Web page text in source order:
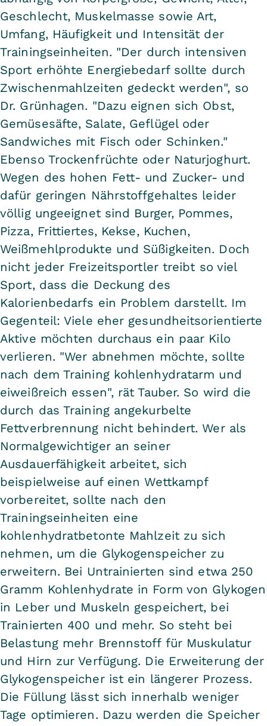
Geschlecht, Muskelmasse sowie Art,
Umfang, Häufigkeit und Intensität der
Trainingseinheiten. "Der durch intensiven
Sport erhöhte Energiebedarf sollte durch
Zwischenmahlzeiten gedeckt werden", so
Dr. Grünhagen. "Dazu eignen sich Obst,
Gemüsesäfte, Salate, Geflügel oder
Sandwiches mit Fisch oder Schinken."
Ebenso Trockenfrüchte oder Naturjoghurt.
Wegen des hohen Fett- und Zucker- und
dafür geringen Nährstoffgehaltes leider
völlig ungeeignet sind Burger, Pommes,
Pizza, Frittiertes, Kekse, Kuchen,
Weißmehlprodukte und Süßigkeiten. Doch
nicht jeder Freizeitsportler treibt so viel
Sport, dass die Deckung des
Kalorienbedarfs ein Problem darstellt. Im
Gegenteil: Viele eher gesundheitsorientierte
Aktive möchten durchaus ein paar Kilo
verlieren. "Wer abnehmen möchte, sollte
nach dem Training kohlenhydratarm und
eiweißreich essen", rät Tauber. So wird die
durch das Training angekurbelte
Fettverbrennung nicht behindert. Wer als
Normalgewichtiger an seiner
Ausdauerfähigkeit arbeitet, sich
beispielweise auf einen Wettkampf
vorbereitet, sollte nach den
Trainingseinheiten eine
kohlenhydratbetonte Mahlzeit zu sich
nehmen, um die Glykogenspeicher zu
erweitern. Bei Untrainierten sind etwa 250
Gramm Kohlenhydrate in Form von Glykogen
in Leber und Muskeln gespeichert, bei
Trainierten 400 und mehr. So steht bei
Belastung mehr Brennstoff für Muskulatur
und Hirn zur Verfügung. Die Erweiterung der
Glykogenspeicher ist ein längerer Prozess.
Die Füllung lässt sich innerhalb weniger
Tage optimieren. Dazu werden die Speicher